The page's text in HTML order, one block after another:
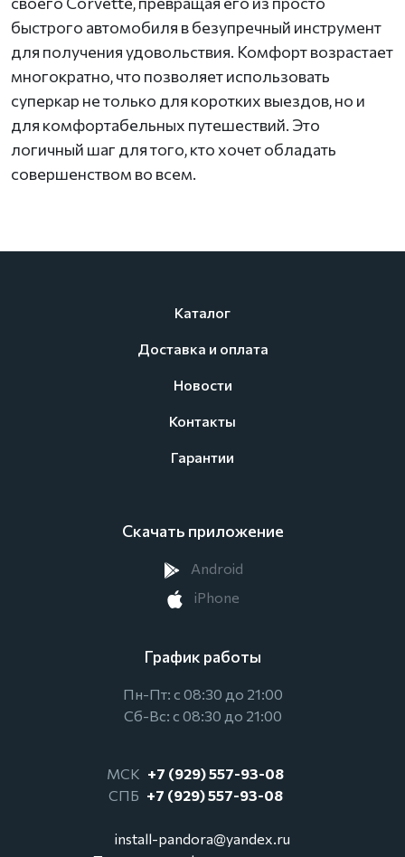
быстрого автомобиля в безупречный инструмент
для получения удовольствия. Комфорт возрастает
многократно, что позволяет использовать
суперкар не только для коротких выездов, но и
для комфортабельных путешествий. Это
логичный шаг для того, кто хочет обладать
совершенством во всем.
Каталог
Доставка и оплата
Новости
Контакты
Гарантии
Скачать приложение
Android
iPhone
График работы
Пн-Пт: с 08:30 до 21:00
Сб-Вс: с 08:30 до 21:00
МСК +7 (929) 557-93-08
СПБ +7 (929) 557-93-08
install-pandora@yandex.ru